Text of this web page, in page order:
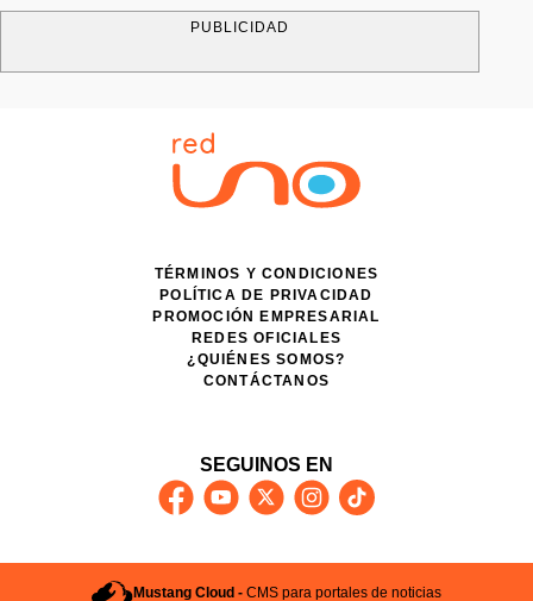
PUBLICIDAD
TÉRMINOS Y CONDICIONES
POLÍTICA DE PRIVACIDAD
PROMOCIÓN EMPRESARIAL
REDES OFICIALES
¿QUIÉNES SOMOS?
CONTÁCTANOS
SEGUINOS EN
Mustang Cloud -CMS para portales de noticias